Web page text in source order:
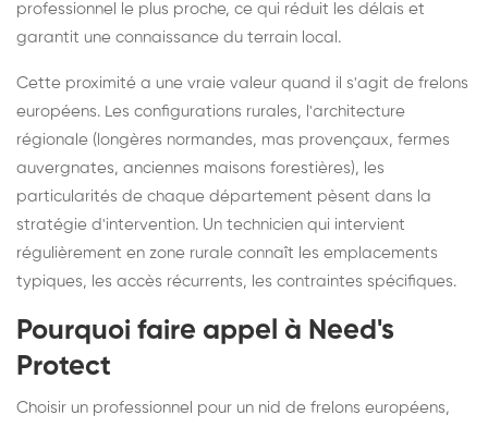
professionnel le plus proche, ce qui réduit les délais et
garantit une connaissance du terrain local.
Cette proximité a une vraie valeur quand il s'agit de frelons
européens. Les configurations rurales, l'architecture
régionale (longères normandes, mas provençaux, fermes
auvergnates, anciennes maisons forestières), les
particularités de chaque département pèsent dans la
stratégie d'intervention. Un technicien qui intervient
régulièrement en zone rurale connaît les emplacements
typiques, les accès récurrents, les contraintes spécifiques.
Pourquoi faire appel à Need's
Protect
Choisir un professionnel pour un nid de frelons européens,